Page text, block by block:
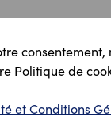
Politique de
et Conditions